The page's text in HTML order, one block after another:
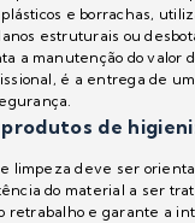
e borrachas,
estruturais ou
a manutenção do valor
é a entrega de
de
limpeza deve ser
do material a ser
retrabalho e garante a